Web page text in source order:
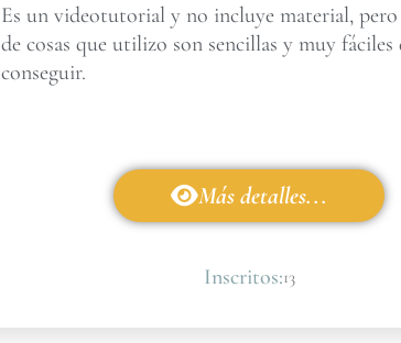
Es un videotutorial y no incluye material,
de cosas que utilizo son sencillas y muy fáciles
conseguir.
Más detalles...
Inscritos:13